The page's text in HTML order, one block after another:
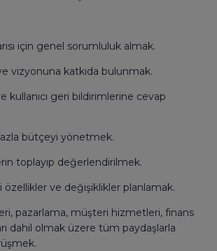
için genel sorumluluk almak.
vizyonuna katkıda bulunmak.
kullanıcı geri bildirimlerine cevap
bütçeyi yönetmek.
toplayıp değerlendirilmek.
özellikler ve değişiklikler planlamak.
pazarlama, müşteri hizmetleri, finans
dahil olmak üzere tüm paydaşlarla